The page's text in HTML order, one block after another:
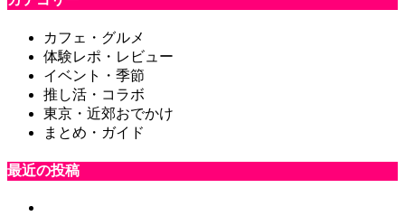
カフェ・グルメ
体験レポ・レビュー
イベント・季節
推し活・コラボ
東京・近郊おでかけ
まとめ・ガイド
最近の投稿